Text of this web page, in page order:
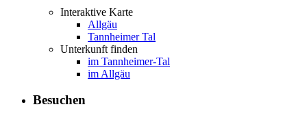
Interaktive Karte
Allgäu
Tannheimer Tal
Unterkunft finden
im Tannheimer-Tal
im Allgäu
Besuchen